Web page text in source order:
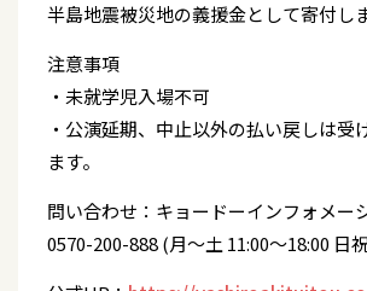
半島地震被災地の義援金として寄付しま
注意事項
・未就学児入場不可
・公演延期、中止以外の払い戻しは受
ます。
問い合わせ：キョードーインフォメー
0570-200-888 (月～土 11:00～18:00 日